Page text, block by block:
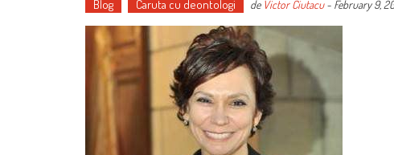
Blog Caruta cu deontologi de Victor Ciutacu- February 9,